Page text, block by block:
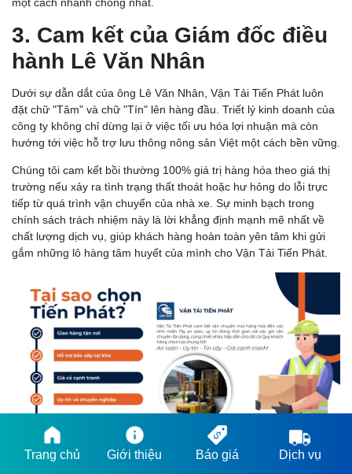
3. Cam kết của Giám đốc điều
hành Lê Văn Nhân
Dưới sự dẫn dắt của ông Lê Văn Nhân, Vận Tải Tiến Phát luôn
đặt chữ "Tâm" và chữ "Tín" lên hàng đầu. Triết lý kinh doanh của
công ty không chỉ dừng lại ở việc tối ưu hóa lợi nhuận mà còn
hướng tới việc hỗ trợ lưu thông nông sản Việt một cách bền vững.
Chúng tôi cam kết bồi thường 100% giá trị hàng hóa theo giá thị
trường nếu xảy ra tình trạng thất thoát hoặc hư hỏng do lỗi trực
tiếp từ quá trình vận chuyển của nhà xe. Sự minh bạch trong
chính sách trách nhiệm này là lời khẳng định mạnh mẽ nhất về
chất lượng dịch vụ, giúp khách hàng hoàn toàn yên tâm khi gửi
gắm những lô hàng tâm huyết của mình cho Vận Tải Tiến Phát.
Trang chủ Giới thiệu Báo giá Dịch vụ